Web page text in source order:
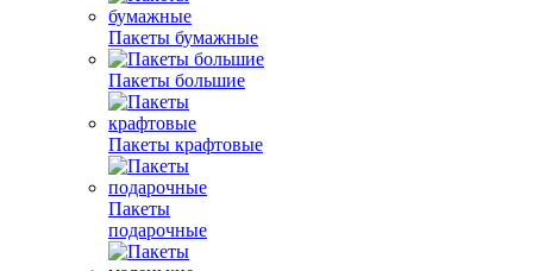
Пакеты бумажные
Пакеты большие
Пакеты крафтовые
Пакеты
подарочные